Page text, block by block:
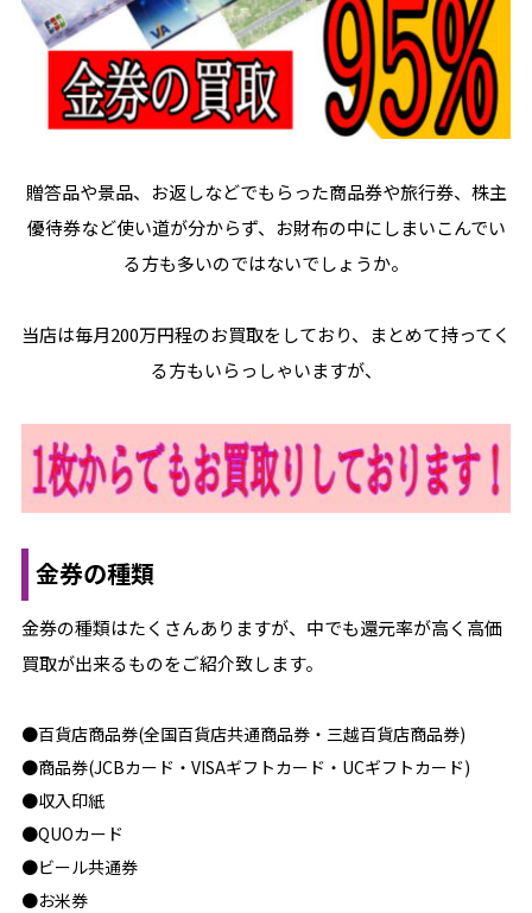
贈答品や景品、お返しなどでもらった商品券や旅行券、株主
優待券など使い道が分からず、お財布の中にしまいこんでい
る方も多いのではないでしょうか。
当店は毎月200万円程のお買取をしており、まとめて持ってく
る方もいらっしゃいますが、
金券の種類
金券の種類はたくさんありますが、中でも還元率が高く高価
買取が出来るものをご紹介致します。
●百貨店商品券(全国百貨店共通商品券・三越百貨店商品券)
●商品券(JCBカード・VISAギフトカード・UCギフトカード)
●収入印紙
●QUOカード
●ビール共通券
●お米券